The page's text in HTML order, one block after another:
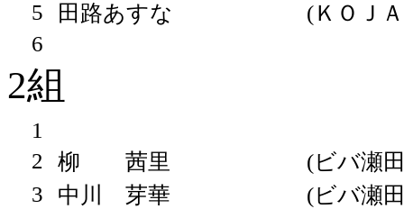
5
田路あすな
(ＫＯＪ
6
2組
1
2
柳 茜里
(ビバ瀬
3
中川 芽華
(ビバ瀬